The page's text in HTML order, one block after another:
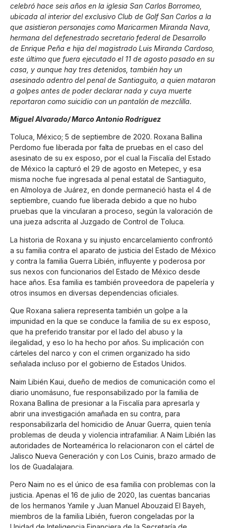
celebró hace seis años en la iglesia San Carlos Borromeo,
ubicada al interior del exclusivo Club de Golf San Carlos a la
que asistieron personajes como Maricarmen Miranda Nava,
hermana del defenestrado secretario federal de Desarrollo
de Enrique Peña e hija del magistrado Luis Miranda Cardoso,
este último que fuera ejecutado el 11 de agosto pasado en su
casa, y aunque hay tres detenidos, también hay un
asesinado adentro del penal de Santiaguito, a quien mataron
a golpes antes de poder declarar nada y cuya muerte
reportaron como suicidio con un pantalón de mezclilla.
Miguel Alvarado/ Marco Antonio Rodríguez
Toluca, México; 5 de septiembre de 2020. Roxana Ballina
Perdomo fue liberada por falta de pruebas en el caso del
asesinato de su ex esposo, por el cual la Fiscalía del Estado
de México la capturó el 29 de agosto en Metepec, y esa
misma noche fue ingresada al penal estatal de Santiaguito,
en Almoloya de Juárez, en donde permaneció hasta el 4 de
septiembre, cuando fue liberada debido a que no hubo
pruebas que la vincularan a proceso, según la valoración de
una jueza adscrita al Juzgado de Control de Toluca.
La historia de Roxana y su injusto encarcelamiento confrontó
a su familia contra el aparato de justicia del Estado de México
y contra la familia Guerra Libién, influyente y poderosa por
sus nexos con funcionarios del Estado de México desde
hace años. Esa familia es también proveedora de papelería y
otros insumos en diversas dependencias oficiales.
Que Roxana saliera representa también un golpe a la
impunidad en la que se conduce la familia de su ex esposo,
que ha preferido transitar por el lado del abuso y la
ilegalidad, y eso lo ha hecho por años. Su implicación con
cárteles del narco y con el crimen organizado ha sido
señalada incluso por el gobierno de Estados Unidos.
Naim Libién Kaui, dueño de medios de comunicación como el
diario unomásuno, fue responsabilizado por la familia de
Roxana Ballina de presionar a la Fiscalía para apresarla y
abrir una investigación amañada en su contra, para
responsabilizarla del homicidio de Anuar Guerra, quien tenía
problemas de deuda y violencia intrafamiliar. A Naim Libién las
autoridades de Norteamérica lo relacionaron con el cártel de
Jalisco Nueva Generación y con Los Cuinis, brazo armado de
los de Guadalajara.
Pero Naim no es el único de esa familia con problemas con la
justicia. Apenas el 16 de julio de 2020, las cuentas bancarias
de los hermanos Yamile y Juan Manuel Abouzaid El Bayeh,
miembros de la familia Libién, fueron congeladas por la